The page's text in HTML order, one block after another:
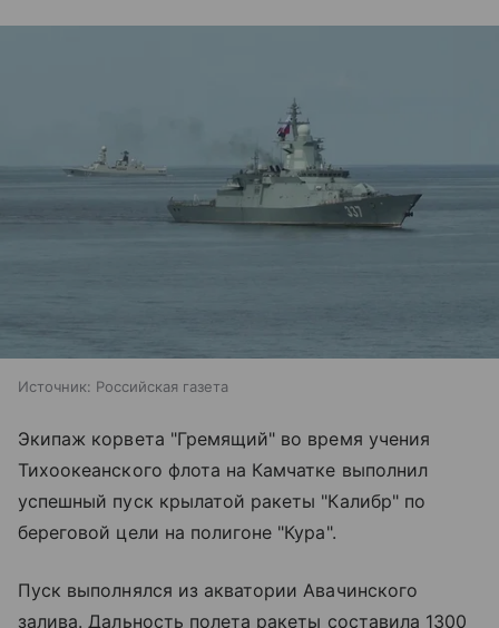
Источник: Российская газета
Экипаж корвета "Гремящий" во время учения
Тихоокеанского флота на Камчатке выполнил
успешный пуск крылатой ракеты "Калибр" по
береговой цели на полигоне "Кура".
Пуск выполнялся из акватории Авачинского
залива. Дальность полета ракеты составила 1300